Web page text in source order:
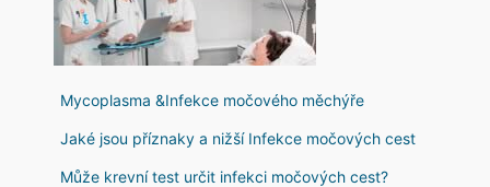
Mycoplasma &Infekce močového měchýře
Jaké jsou příznaky a nižší Infekce močových cest
Může krevní test určit infekci močových cest?